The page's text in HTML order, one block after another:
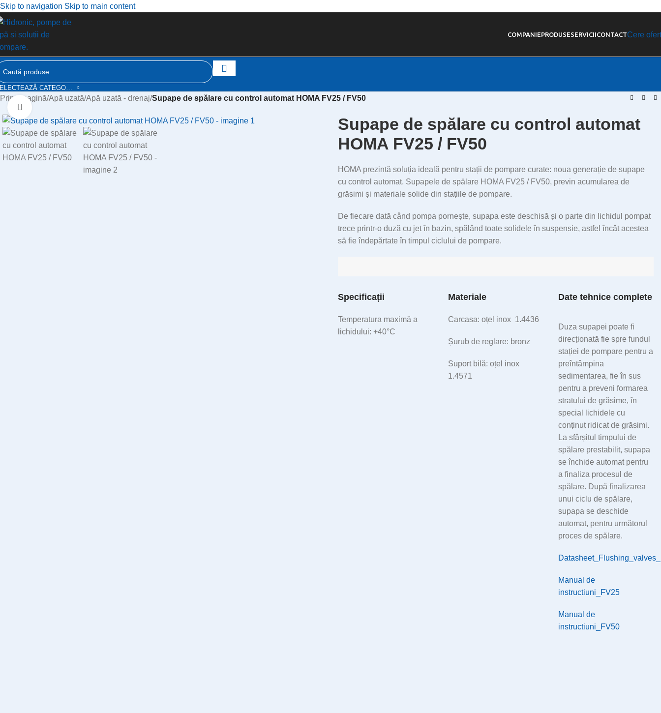
Skip to navigation Skip to main content
COMPANIEPRODUSESERVICIICONTACTCere
SELECTEAZĂ CATEGORIA
Prima pagină/Apă uzată/Apă uzată - drenaj/Supape de spălare cu control automat HOMA FV25 / FV50
Supape de spălare cu control automat
HOMA FV25 / FV50
HOMA prezintă soluția ideală pentru stații de pompare curate: noua generație de supape
cu control automat. Supapele de spălare HOMA FV25 / FV50, previn acumularea de
grăsimi și materiale solide din stațiile de pompare.
De fiecare dată când pompa pornește, supapa este deschisă și o parte din lichidul pompat
trece printr-o duză cu jet în bazin, spălând toate solidele în suspensie, astfel încât acestea
să fie îndepărtate în timpul ciclului de pompare.
Specificații
Temperatura maximă a
lichidului: +40°C
Materiale
Carcasa: oțel inox 1.4436
Șurub de reglare: bronz
Suport bilă: oțel inox
1.4571
Date tehnice complete
Duza supapei poate fi
direcționată fie spre fundul
stației de pompare pentru a
preîntâmpina
sedimentarea, fie în sus
pentru a preveni formarea
stratului de grăsime, în
special lichidele cu
conținut ridicat de grăsimi.
La sfârșitul timpului de
spălare prestabilit, supapa
se închide automat pentru
a finaliza procesul de
spălare. După finalizarea
unui ciclu de spălare,
supapa se deschide
automat, pentru următorul
proces de spălare.
Manual de
instructiuni_FV25
Manual de
instructiuni_FV50